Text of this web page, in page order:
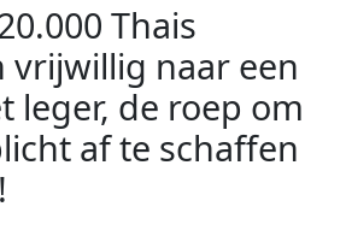
Thais
vrijwillig naar een
leger, de roep om
af te schaffen